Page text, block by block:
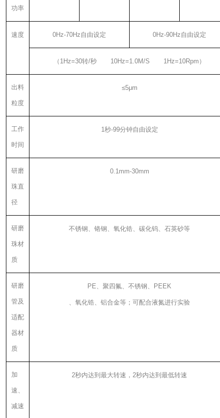
功率
速度 0Hz-70Hz自由设定 0Hz-90Hz自由设定
（ 1Hz=30转/秒 10Hz=1.0M/S 1Hz=10Rpm ）
出料
粒度
≤5μm
工作
时间
1秒-99分钟自由设定
研磨
珠直
径
0.1mm-30mm
研磨
珠材
质
不锈钢、铬钢、氧化锆、碳化钨、石英砂等
研磨
管及
适配
器材
质
PE、聚四氟、不锈钢、 PEEK
、氧化锆、铝合金等；可配合液氮进行实验
加
速、
减速
2秒内达到最大转速， 2秒内达到最低转速